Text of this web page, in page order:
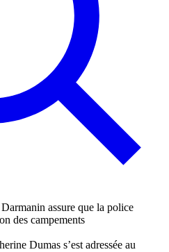
Dumas s’est adressée au